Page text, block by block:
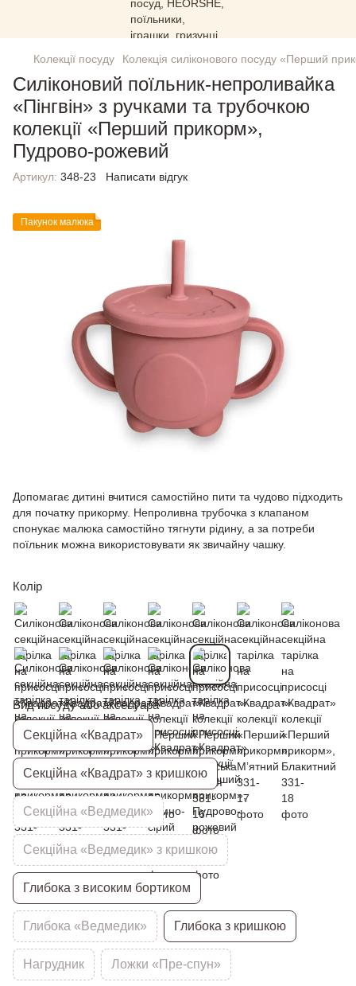
Колекції посуду Колекція силіконового посуду «Перший
Силіконовий поїльник-непроливайка
«Пінгвін» з ручками та трубочкою
колекції «Перший прикорм»,
Пудрово-рожевий
Артикул: 348-23 Написати відгук
Пакунок малюка
Допомагає дитині вчитися самостійно пити та чудово підходить
для початку прикорму. Непроливна трубочка з клапаном
спонукає малюка самостійно тягнути рідину, а за потреби
поїльник можна використовувати як звичайну чашку.
Колір
Вид посуду або аксесуара
Секційна «Квадрат»
Секційна «Квадрат» з кришкою
Секційна «Ведмедик»
Секційна «Ведмедик» з кришкою
Глибока з високим бортиком
Глибока «Ведмедик» Глибока з кришкою
Нагрудник Ложки «Пре-спун»